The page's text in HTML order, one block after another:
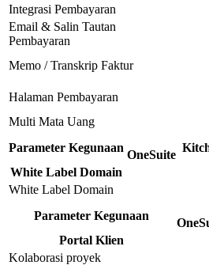
Integrasi Pembayaran
Email & Salin Tautan
Pembayaran
Memo / Transkrip Faktur
Halaman Pembayaran
Multi Mata Uang
Parameter Kegunaan
OneSuite
White Label Domain
White Label Domain
Parameter Kegunaan
Portal Klien
Kolaborasi proyek